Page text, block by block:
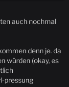
auch nochmal
denn je. da
würden (okay, es
pressung